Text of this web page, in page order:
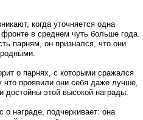
когда уточняется одна
в среднем чуть больше года.
парням, он признался, что они
о парнях, с которыми сражался
проявили они себя даже лучше,
достойны этой высокой награды.
о награде, подчеркивает: она